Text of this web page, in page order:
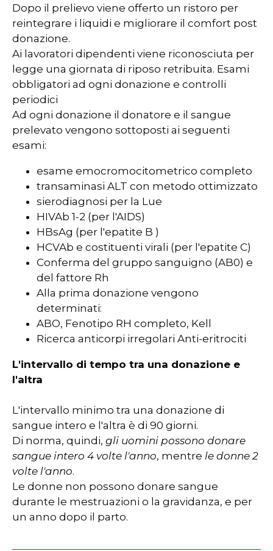
Dopo il prelievo viene offerto un ristoro per
reintegrare i liquidi e migliorare il comfort post
donazione.
Ai lavoratori dipendenti viene riconosciuta per
legge una giornata di riposo retribuita. Esami
obbligatori ad ogni donazione e controlli
periodici
Ad ogni donazione il donatore e il sangue
prelevato vengono sottoposti ai seguenti
esami:
esame emocromocitometrico completo
transaminasi ALT con metodo ottimizzato
sierodiagnosi per la Lue
HIVAb 1-2 (per l'AIDS)
HBsAg (per l'epatite B )
HCVAb e costituenti virali (per l'epatite C)
Conferma del gruppo sanguigno (AB0) e
del fattore Rh
Alla prima donazione vengono
determinati:
ABO, Fenotipo RH completo, Kell
Ricerca anticorpi irregolari Anti-eritrociti
L'intervallo di tempo tra una donazione e
l'altra
L'intervallo minimo tra una donazione di
sangue intero e l'altra è di 90 giorni.
Di norma, quindi, gli uomini possono donare
sangue intero 4 volte l'anno, mentre le donne 2
volte l'anno.
Le donne non possono donare sangue
durante le mestruazioni o la gravidanza, e per
un anno dopo il parto.